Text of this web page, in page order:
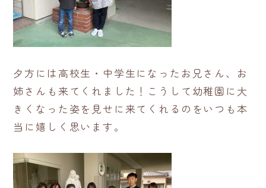
夕方には高校生・中学生になったお兄さん、お
姉さんも来てくれました！こうして幼稚園に大
きくなった姿を見せに来てくれるのをいつも本
当に嬉しく思います。